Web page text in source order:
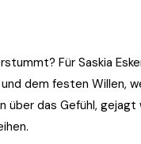
Für Saskia
dem festen Willen,
über das Gefühl,